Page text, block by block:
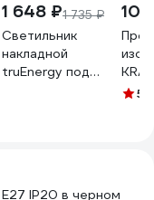
1 648 ₽1 735 ₽
Светильник
накладной
truEnergy под
205
IP20 в черном